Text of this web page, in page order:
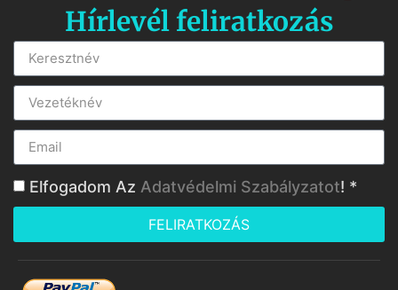
Hírlevél feliratkozás
Elfogadom Az Adatvédelmi Szabályzatot! *
FELIRATKOZÁS